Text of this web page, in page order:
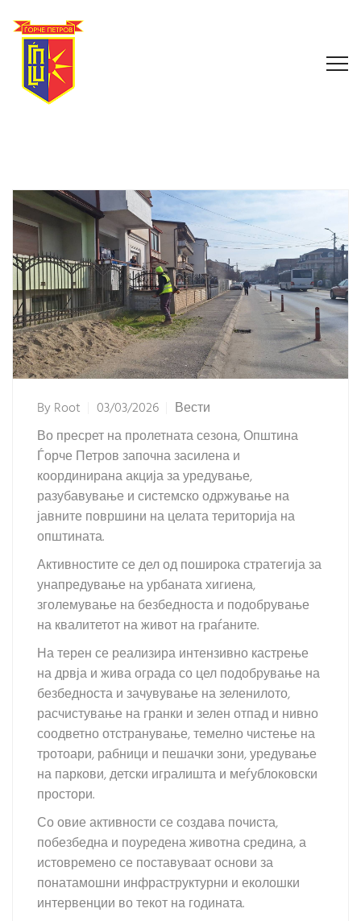
ByRoot 03/03/2026
Вести
Во пресрет на пролетната сезона, Општина
Ѓорче Петров започна засилена и
координирана акција за уредување,
разубавување и системско одржување на
јавните површини на целата територија на
општината.
Активностите се дел од поширока стратегија за
унапредување на урбаната хигиена,
зголемување на безбедноста и подобрување
на квалитетот на живот на граѓаните.
На терен се реализира интензивно кастрење
на дрвја и жива ограда со цел подобрување на
безбедноста и зачувување на зеленилото,
расчистување на гранки и зелен отпад и нивно
соодветно отстранување, темелно чистење на
тротоари, рабници и пешачки зони, уредување
на паркови, детски игралишта и меѓублоковски
простори.
Со овие активности се создава почиста,
побезбедна и поуредена животна средина, а
истовремено се поставуваат основи за
понатамошни инфраструктурни и еколошки
интервенции во текот на годината.